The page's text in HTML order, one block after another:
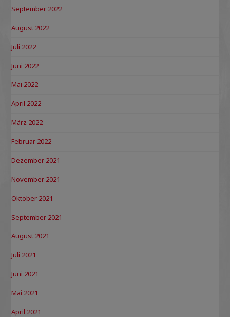
September 2022
August 2022
Juli 2022
Juni 2022
Mai 2022
April 2022
März 2022
Februar 2022
Dezember 2021
November 2021
Oktober 2021
September 2021
August 2021
Juli 2021
Juni 2021
Mai 2021
April 2021